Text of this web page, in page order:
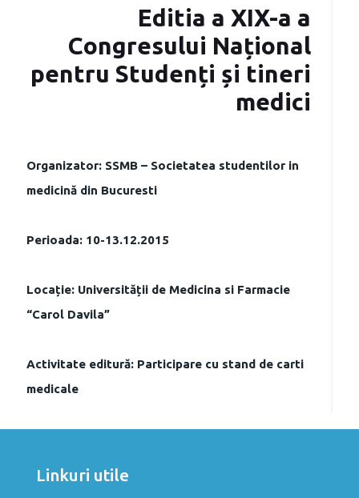
Editia a XIX-a a
Congresului Național
pentru Studenți și tineri
medici
Organizator: SSMB – Societatea studentilor in
medicină din Bucuresti
Perioada: 10-13.12.2015
Locație: Universității de Medicina si Farmacie
“Carol Davila”
Activitate editură: Participare cu stand de carti
medicale
Linkuri utile